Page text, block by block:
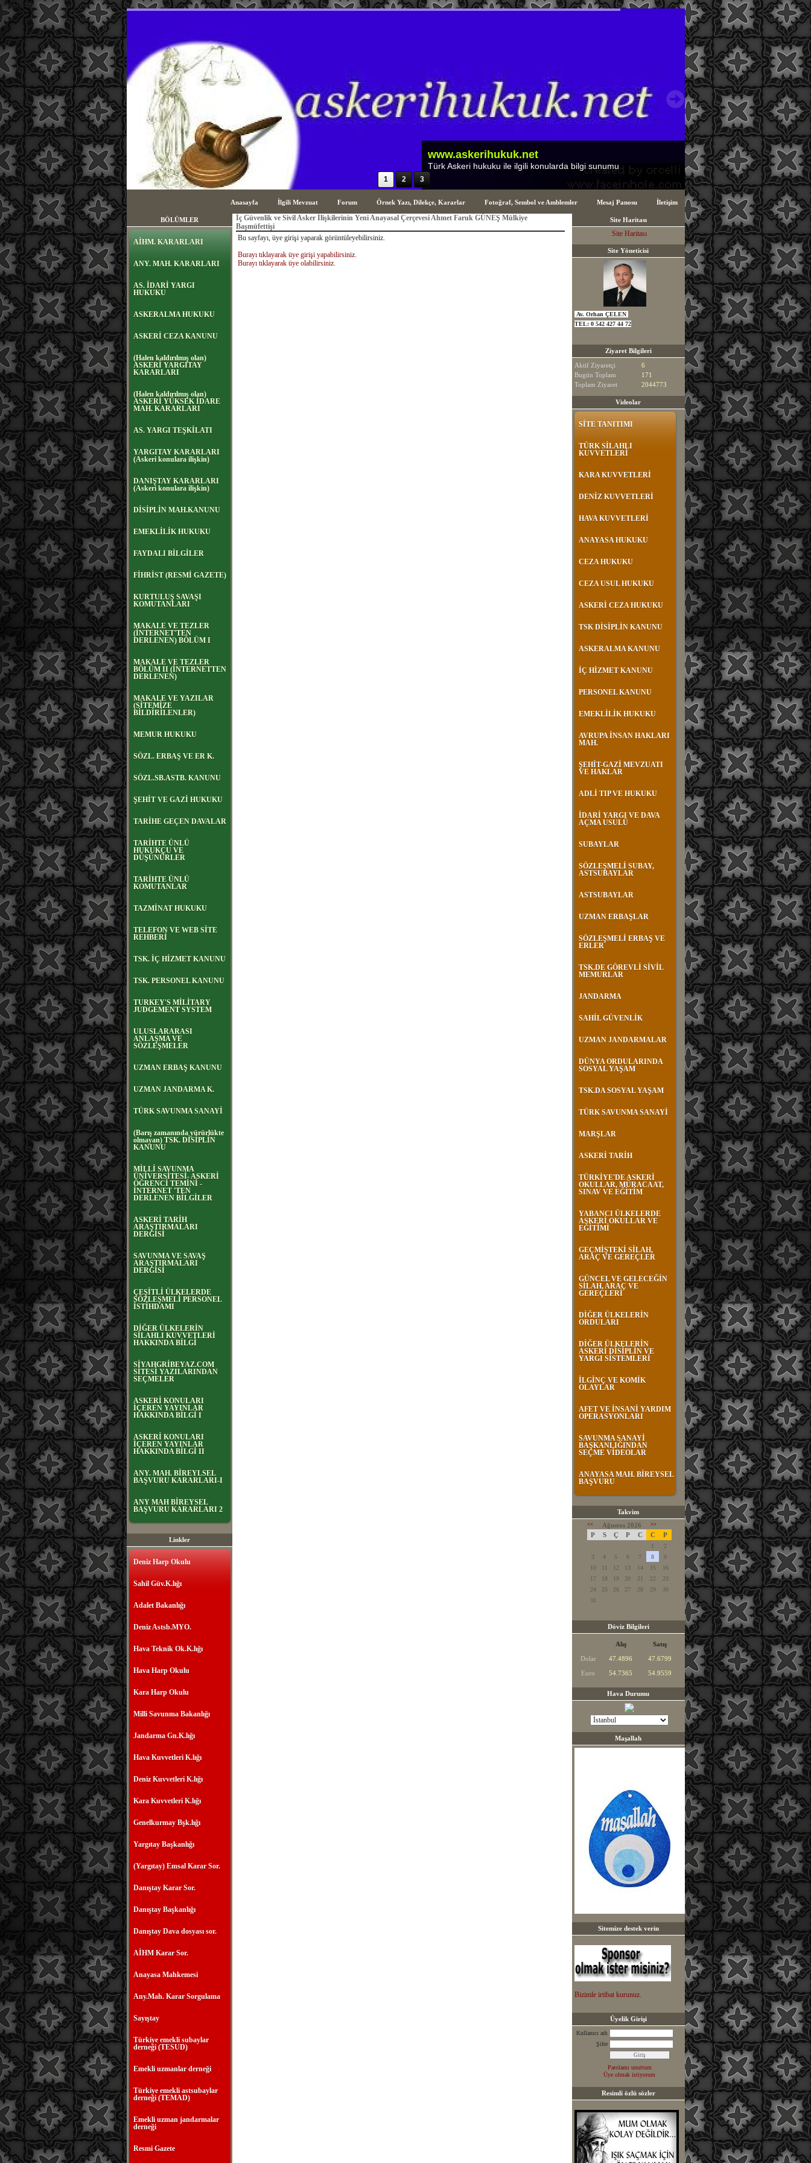
sayfa içeriği
1 2 3
Anasayfa İlgili Mevzuat Forum Örnek Yazı, Dilekçe, Kararlar Fotoğraf, Sembol ve Amblemler Mesaj Panosu İletişim
BÖLÜMLER
AİHM. KARARLARI
ANY. MAH. KARARLARI
AS. İDARİ YARGI
HUKUKU
ASKERALMA HUKUKU
ASKERİ CEZA KANUNU
(Halen kaldırılmış olan)
ASKERİ YARGITAY
KARARLARI
(Halen kaldırılmış olan)
ASKERİ YÜKSEK İDARE
MAH. KARARLARI
AS. YARGI TEŞKİLATI
YARGITAY KARARLARI
(Askeri konulara ilişkin)
DANIŞTAY KARARLARI
(Askeri konulara ilişkin)
DİSİPLİN MAH.KANUNU
EMEKLİLİK HUKUKU
FAYDALI BİLGİLER
FİHRİST (RESMİ GAZETE)
KURTULUŞ SAVAŞI
KOMUTANLARI
MAKALE VE TEZLER
(İNTERNET'TEN
DERLENEN) BÖLÜM I
MAKALE VE TEZLER
BÖLÜM II (İNTERNETTEN
DERLENEN)
MAKALE VE YAZILAR
(SİTEMİZE
BİLDİRİLENLER)
MEMUR HUKUKU
SÖZL. ERBAŞ VE ER K.
SÖZL.SB.ASTB. KANUNU
ŞEHİT VE GAZİ HUKUKU
TARİHE GEÇEN DAVALAR
TARİHTE ÜNLÜ
HUKUKÇU VE
DÜŞÜNÜRLER
TARİHTE ÜNLÜ
KOMUTANLAR
TAZMİNAT HUKUKU
TELEFON VE WEB SİTE
REHBERİ
TSK. İÇ HİZMET KANUNU
TSK. PERSONEL KANUNU
TURKEY'S MİLİTARY
JUDGEMENT SYSTEM
ULUSLARARASI
ANLAŞMA VE
SÖZLEŞMELER
UZMAN ERBAŞ KANUNU
UZMAN JANDARMA K.
TÜRK SAVUNMA SANAYİ
(Barış zamanında yürürlükte
olmayan) TSK. DİSİPLİN
KANUNU
MİLLİ SAVUNMA
ÜNİVERSİTESİ- ASKERİ
ÖĞRENCİ TEMİNİ -
İNTERNET 'TEN
DERLENEN BİLGİLER
ASKERİ TARİH
ARAŞTIRMALARI
DERGİSİ
SAVUNMA VE SAVAŞ
ARAŞTIRMALARI
DERGİSİ
ÇEŞİTLİ ÜLKELERDE
SÖZLEŞMELİ PERSONEL
İSTİHDAMI
DİĞER ÜLKELERİN
SİLAHLI KUVVETLERİ
HAKKINDA BİLGİ
SİYAHGRİBEYAZ.COM
SİTESİ YAZILARINDAN
SEÇMELER
ASKERİ KONULARI
İÇEREN YAYINLAR
HAKKINDA BİLGİ I
ASKERİ KONULARI
İÇEREN YAYINLAR
HAKKINDA BİLGİ II
ANY. MAH. BİREYLSEL
BAŞVURU KARARLARI-I
ANY MAH BİREYSEL
BAŞVURU KARARLARI 2
Linkler
Deniz Harp Okulu
Sahil Güv.K.lığı
Adalet Bakanlığı
Deniz Astsb.MYO.
Hava Teknik Ok.K.lığı
Hava Harp Okulu
Kara Harp Okulu
Milli Savunma Bakanlığı
Jandarma Gn.K.lığı
Hava Kuvvetleri K.lığı
Deniz Kuvvetleri K.lığı
Kara Kuvvetleri K.lığı
Genelkurmay Bşk.lığı
Yargıtay Başkanlığı
(Yargıtay) Emsal Karar Sor.
Danıştay Karar Sor.
Danıştay Başkanlığı
Danıştay Dava dosyası sor.
AİHM Karar Sor.
Anayasa Mahkemesi
Any.Mah. Karar Sorgulama
Sayıştay
Türkiye emekli subaylar
derneği (TESUD)
Emekli uzmanlar derneği
Türkiye emekli astsubaylar
derneği (TEMAD)
Emekli uzman jandarmalar
derneği
Resmi Gazete
İç Güvenlik ve Sivil Asker İlişkilerinin Yeni Anayasal Çerçevesi Ahmet Faruk GÜNEŞ Mülkiye
Başmüfettişi
Bu sayfayı, üye girişi yaparak görüntüleyebilirsiniz.
Burayı tıklayarak üye girişi yapabilirsiniz.
Burayı tıklayarak üye olabilirsiniz.
Site Haritası
Site Haritası
Site Yöneticisi
Av. Orhan ÇELEN
TEL: 0 542 427 44 72
Ziyaret Bilgileri
Aktif Ziyaretçi
6
Bugün Toplam
171
Toplam Ziyaret
2044773
Videolar
SİTE TANITIMI
TÜRK SİLAHLI
KUVVETLERİ
KARA KUVVETLERİ
DENİZ KUVVETLERİ
HAVA KUVVETLERİ
ANAYASA HUKUKU
CEZA HUKUKU
CEZA USUL HUKUKU
ASKERİ CEZA HUKUKU
TSK DİSİPLİN KANUNU
ASKERALMA KANUNU
İÇ HİZMET KANUNU
PERSONEL KANUNU
EMEKLİLİK HUKUKU
AVRUPA İNSAN HAKLARI
MAH.
ŞEHİT-GAZİ MEVZUATI
VE HAKLAR
ADLİ TIP VE HUKUKU
İDARİ YARGI VE DAVA
AÇMA USULÜ
SUBAYLAR
SÖZLEŞMELİ SUBAY,
ASTSUBAYLAR
ASTSUBAYLAR
UZMAN ERBAŞLAR
SÖZLEŞMELİ ERBAŞ VE
ERLER
TSK.DE GÖREVLİ SİVİL
MEMURLAR
JANDARMA
SAHİL GÜVENLİK
UZMAN JANDARMALAR
DÜNYA ORDULARINDA
SOSYAL YAŞAM
TSK.DA SOSYAL YAŞAM
TÜRK SAVUNMA SANAYİ
MARŞLAR
ASKERİ TARİH
TÜRKİYE'DE ASKERİ
OKULLAR, MÜRACAAT,
SINAV VE EĞİTİM
YABANCI ÜLKELERDE
ASKERİ OKULLAR VE
EĞİTİMİ
GEÇMİŞTEKİ SİLAH,
ARAÇ VE GEREÇLER
GÜNCEL VE GELECEĞİN
SİLAH, ARAÇ VE
GEREÇLERİ
DİĞER ÜLKELERİN
ORDULARI
DİĞER ÜLKELERİN
ASKERİ DİSİPLİN VE
YARGI SİSTEMLERİ
İLGİNÇ VE KOMİK
OLAYLAR
AFET VE İNSANİ YARDIM
OPERASYONLARI
SAVUNMA SANAYİ
BAŞKANLIĞINDAN
SEÇME VİDEOLAR
ANAYASA MAH. BİREYSEL
BAŞVURU
Takvim
<< Ağustos 2026 >>
P S Ç P C C P
1
2
3
4 5 6 7 8
9
10
11 12 13 14 15
16
17
18 19 20 21 22
23
24
25 26 27 28 29
30
31
Döviz Bilgileri
Alış
Satış
Dolar
47.4896
47.6799
Euro
54.7365 54.9559
Hava Durumu
Maşallah
Sitemize destek verin
Bizimle irtibat kurunuz.
Üyelik Girişi
Kullanıcı adı
Şifre
Parolamı unuttum
Üye olmak istiyorum
Resimli özlü sözler